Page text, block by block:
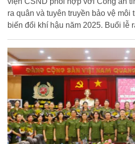
ra quân và tuyên truyền bảo vệ
biến đổi khí hậu năm 2025. Buổi lễ
môi trường năm 2025.